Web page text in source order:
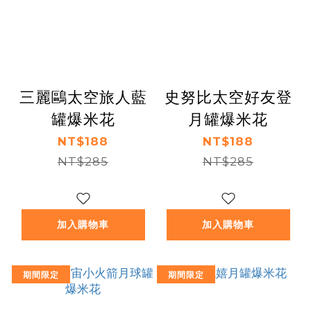
三麗鷗太空旅人藍
罐爆米花
NT$188
NT$285
加入購物車
史努比太空好友登
月罐爆米花
NT$188
NT$285
加入購物車
期間限定 期間限定